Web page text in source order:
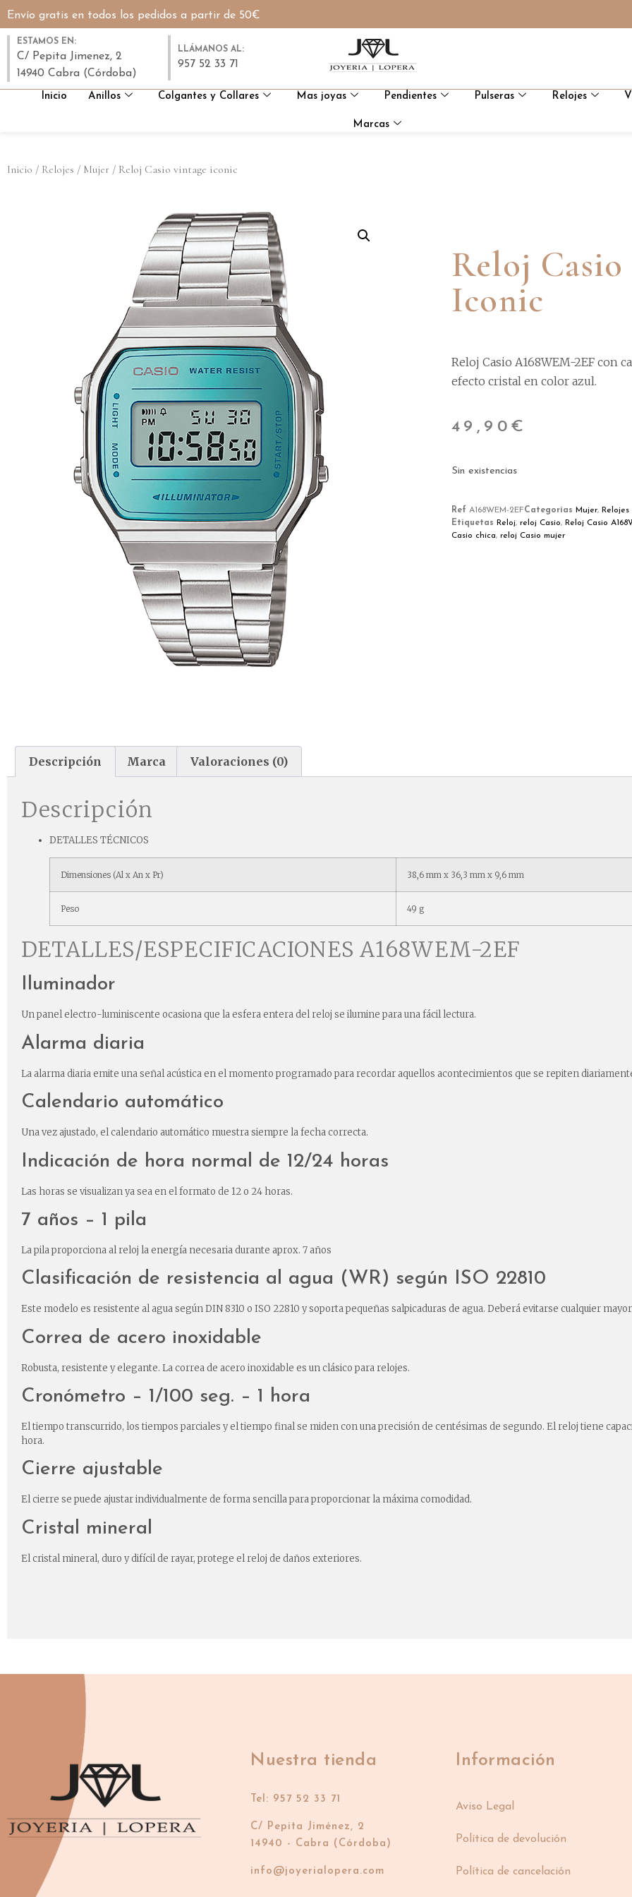
Envío gratis en todos los pedidos a partir de 50€
ESTAMOS EN:
C/ Pepita Jimenez, 2
14940 Cabra (Córdoba)
LLÁMANOS AL:
957 52 33 71
Inicio Anillos Colgantes y Collares Mas joyas Pendientes Pulseras Relojes
Marcas
Inicio / Relojes / Mujer / Reloj Casio vintage iconic
Reloj
Iconic
Reloj Casio A168WEM-2EF con
efecto cristal en color azul.
49,90 €
Sin existencias
Ref A168WEM-2EFCategorías Mujer, Relojes
Etiquetas Reloj, reloj Casio, Reloj Casio
Casio chica, reloj Casio mujer
Descripción Marca Valoraciones (0)
Descripción
DETALLES TÉCNICOS
Dimensiones (Al x An x Pr) 38,6 mm x 36,3 mm x 9,6 mm
Peso 49 g
DETALLES/ESPECIFICACIONES A168WEM-2EF
Iluminador
Un panel electro-luminiscente ocasiona que la esfera entera del reloj se ilumine para una fácil lectura.
Alarma diaria
La alarma diaria emite una señal acústica en el momento programado para recordar aquellos acontecimientos que se repiten
Calendario automático
Una vez ajustado, el calendario automático muestra siempre la fecha correcta.
Indicación de hora normal de 12/24 horas
Las horas se visualizan ya sea en el formato de 12 o 24 horas.
7 años – 1 pila
La pila proporciona al reloj la energía necesaria durante aprox. 7 años
Clasificación de resistencia al agua (WR) según ISO 22810
Este modelo es resistente al agua según DIN 8310 o ISO 22810 y soporta pequeñas salpicaduras de agua. Deberá evitarse cualquier
Correa de acero inoxidable
Robusta, resistente y elegante. La correa de acero inoxidable es un clásico para relojes.
Cronómetro – 1/100 seg. – 1 hora
El tiempo transcurrido, los tiempos parciales y el tiempo final se miden con una precisión de centésimas de segundo. El reloj tiene
hora.
Cierre ajustable
El cierre se puede ajustar individualmente de forma sencilla para proporcionar la máxima comodidad.
Cristal mineral
El cristal mineral, duro y difícil de rayar, protege el reloj de daños exteriores.
Nuestra tienda
Tel: 957 52 33 71
C/ Pepita Jiménez, 2
14940 - Cabra (Córdoba)
info@joyerialopera.com
Información
Aviso Legal
Política de devolución
Política de cancelación